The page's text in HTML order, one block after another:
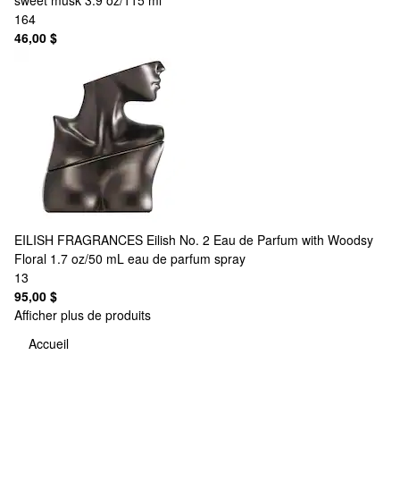
164
46,00 $
EILISH FRAGRANCES Eilish No. 2 Eau de Parfum with Woodsy
Floral 1.7 oz/50 mL eau de parfum spray
13
95,00 $
Afficher plus de produits
Accueil